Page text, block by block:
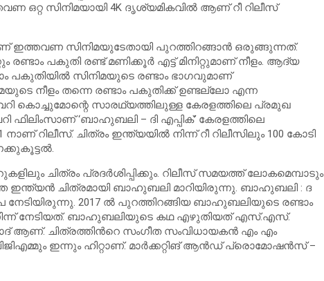
ഒറ്റ സിനിമയായി 4K ദൃശ്യമികവിൽ ആണ് റീ റിലീസ്
ഇത്തവണ സിനിമയുടേതായി പുറത്തിറങ്ങാൻ ഒരുങ്ങുന്നത്.
പകുതി രണ്ട് മണിക്കൂർ എട്ട് മിനിറ്റുമാണ് നീളം. ആദ്യ
പകുതിയിൽ സിനിമയുടെ രണ്ടാം ഭാഗവുമാണ്
നീളം തന്നെ രണ്ടാം പകുതിക്ക് ഉണ്ടല്ലോ എന്ന
കൊച്ചുമോന്റെ സാരഥ്യത്തിലുള്ള കേരളത്തിലെ പ്രമുഖ
‘ബാഹുബലി – ദി എപ്പിക്’ കേരളത്തിലെ
റിലീസ്. ചിത്രം ഇന്ത്യയിൽ നിന്ന് റീ റിലീസിലും 100 കോടി
ചിത്രം പ്രദർശിപ്പിക്കും. റിലീസ് സമയത്ത് ലോകമെമ്പാടും
ഇന്ത്യൻ ചിത്രമായി ബാഹുബലി മാറിയിരുന്നു. ബാഹുബലി : ദ
2017 ൽ പുറത്തിറങ്ങിയ ബാഹുബലിയുടെ രണ്ടാം
നേടിയത്. ബാഹുബലിയുടെ കഥ എഴുതിയത് എസ്.എസ്.
ആണ്. ചിത്രത്തിന്‍റെ സംഗീത സംവിധായകന്‍ എം എം
ഇന്നും ഹിറ്റാണ്. മാർക്കറ്റിങ് ആൻഡ് പ്രൊമോഷൻസ് –